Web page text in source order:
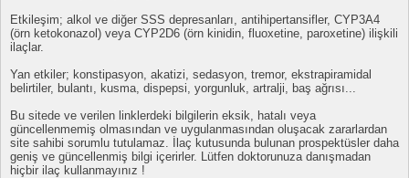
Etkileşim; alkol ve diğer SSS depresanları, antihipertansifler, CYP3A4
(örn ketokonazol) veya CYP2D6 (örn kinidin, fluoxetine, paroxetine) ilişkili
ilaçlar.
Yan etkiler; konstipasyon, akatizi, sedasyon, tremor, ekstrapiramidal
belirtiler, bulantı, kusma, dispepsi, yorgunluk, artralji, baş ağrısı...
Bu sitede ve verilen linklerdeki bilgilerin eksik, hatalı veya
güncellenmemiş olmasından ve uygulanmasından oluşacak zararlardan
site sahibi sorumlu tutulamaz. İlaç kutusunda bulunan prospektüsler daha
geniş ve güncellenmiş bilgi içerirler. Lütfen doktorunuza danışmadan
hiçbir ilaç kullanmayınız !